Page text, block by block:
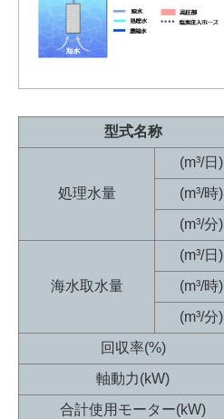
型式名称
処理水量
(m³/日)
(m³/時)
(m³/分)
海水取水量
(m³/日)
(m³/時)
(m³/分)
回収率(%)
軸動力(kW)
合計使用モーター(kW)